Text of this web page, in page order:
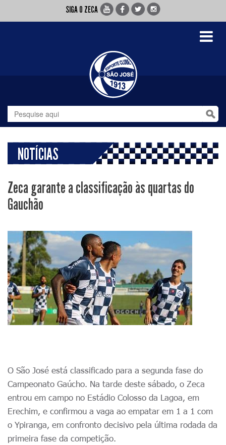
SIGA O ZECA
Toggle
NOTÍCIAS
Zeca garante a classificação às quartas do
Gauchão
O São José está classificado para a segunda fase do
Campeonato Gaúcho. Na tarde deste sábado, o Zeca
entrou em campo no Estádio Colosso da Lagoa, em
Erechim, e confirmou a vaga ao empatar em 1 a 1 com
o Ypiranga, em confronto decisivo pela última rodada da
primeira fase da competição.